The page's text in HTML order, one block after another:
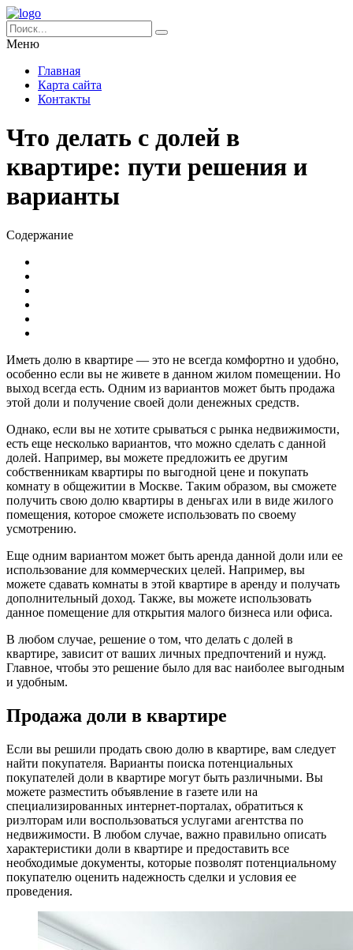
Меню
Главная
Карта сайта
Контакты
Что делать с долей в
квартире: пути решения и
варианты
Содержание
Иметь долю в квартире — это не всегда комфортно и удобно,
особенно если вы не живете в данном жилом помещении. Но
выход всегда есть. Одним из вариантов может быть продажа
этой доли и получение своей доли денежных средств.
Однако, если вы не хотите срываться с рынка недвижимости,
есть еще несколько вариантов, что можно сделать с данной
долей. Например, вы можете предложить ее другим
собственникам квартиры по выгодной цене и покупать
комнату в общежитии в Москве. Таким образом, вы сможете
получить свою долю квартиры в деньгах или в виде жилого
помещения, которое сможете использовать по своему
усмотрению.
Еще одним вариантом может быть аренда данной доли или ее
использование для коммерческих целей. Например, вы
можете сдавать комнаты в этой квартире в аренду и получать
дополнительный доход. Также, вы можете использовать
данное помещение для открытия малого бизнеса или офиса.
В любом случае, решение о том, что делать с долей в
квартире, зависит от ваших личных предпочтений и нужд.
Главное, чтобы это решение было для вас наиболее выгодным
и удобным.
Продажа доли в квартире
Если вы решили продать свою долю в квартире, вам следует
найти покупателя. Варианты поиска потенциальных
покупателей доли в квартире могут быть различными. Вы
можете разместить объявление в газете или на
специализированных интернет-порталах, обратиться к
риэлторам или воспользоваться услугами агентства по
недвижимости. В любом случае, важно правильно описать
характеристики доли в квартире и предоставить все
необходимые документы, которые позволят потенциальному
покупателю оценить надежность сделки и условия ее
проведения.